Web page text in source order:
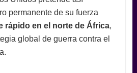
permanente de su fuerza
rápido en el norte de África,
global de guerra contra el